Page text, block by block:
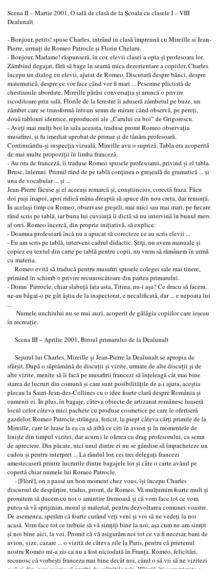
Scena II – Martie 2001, O sală de clasă de la Şcoala cu clasele I – VIII
Dealunalt
- Bonjour, petits! spuse Charles, intrând in clasă împreună cu Mireille si Jean-
Pierre, urmaţi de Romeo Patrocle şi Florin Chelaru.
- Bonjour, Madame! răspunseră, în cor, elevii clasei a opta şi profesoara lor.
Zâmbind degajat, fără să bage în seamă mica dezorientare a copiilor, Charles
începu un dialog cu elevii, ajutat de Romeo. Discutară despre bănci, despre
matematică, despre ce vor face când vor fi mari ... Pesemne plictistă de
chestiunile abordate, Mireille părăsi conversaţia şi aruncă o privire
iscoditoare prin sală. Florile de la ferestre îi aduseră zâmbetul pe buze, un
zâmbet care se transformă într-un semn de mirare când observă, pe pereţi,
două tablouri identice, reproduceri ale „Carului cu boi” de Grigorescu.
- Aveţi mai mulţi boi în sala aceasta, traduse promt Romeo observaţia
musafirei, şi fu imediat aprobat de primar şi de tânăra profesoară.
Continuându-şi inspecţia vizuală, Mireille avu o supriză. Tabla era acoperită
de mai multe propoziţii în limba franceză.
- Au ora de franceză, îi traduse Romeo spusele profesoarei, privind şi el tabla.
Brusc, înlemni. Primul rând de pe tablă conţinea o greşeală de gramatică ... şi
una de vocabular ... şi ...
Jean-Pierre făcuse şi el aceeaşi remarcă şi, conştiincios, corectă fraza. Făcu
doi paşi înapoi, apoi ridică mâna dreaptă să apuce din nou creta, dar renunţă.
În acelaşi timp cu Romeo, observase greşeli, mai mici sau mai mari, pe fiecare
rând scris pe tablă, iar buna lui cuviinţă îi dictă să nu intervină în bunul mers
al orei. Romeo încercă, din proprie iniţiativă, să explice:
- Doamna profesoară încă nu a apucat să corecteze ce au scris elevii ...
- Eu am scris pe tablă, interveni cadrul didactic. Ştiţi, nu avem manuale şi
copiez eu textul din carte pe tablă pentru copii, nu vrem să rămânem în urmă
cu materia.
Romeo evită să traducă pentru musafiri spusele colegei sale mai tinere,
primind în schimb o privire recunoscătoare din partea primarului.
- Domn’ Patrocle, chiar slabuţă fata asta, Titina, nu-i aşa? Ce dracu să facem,
ne-au băgat-o pe gât ăştia de la inspectorat, e necalificată, dar ... e nepoata lui
...
Numele unchiului nu se mai auzi, acoperit de gălăgia copiilor care ieşeau
în recreaţie.
Scena III – Aprilie 2001, Biroul primarului de la Dealunalt
Sejurul lui Charles, Mireille şi Jean-Pierre la Dealunalt se apropia de
sfârşit. După o săptămână de discuţii şi vizite, urmate de alte discuţii şi de
alte vizite, menite să îi facă pe musafirii francezi să înţeleagă cât mai bine
starea de lucruri din comună şi care sunt posibilităţile de a-i ajuta, aceştia
plecau la Saint-Jean-des-Collines cu o idee foarte clară despre România şi
oamenii ei. În plus, în bagaje, câteva obiecte de artizanat românesc luaseră
locul celor câteva mici pachete cu produse cosmetice pe care le oferiseră
gazdelor. Romeo Patrocle strângea, fericit, la piept câteva cărţi primite de la
Mireille, care le luase la ea ca să aibă ce citi în avion şi în momentele de
linişte din timpul vizitei, dar acum i le oferea cu drag profesorului, ca semn
de apreciere. Din păcate, nici unul dintre ei nu se gândise să împacheteze un
cadou şi pentru interpret ... La rândul lor, cei trei delegaţi francezi
amestecaseră printre lucrurile dintre bagajele lor şi câte o carte având pe
copertă chiar numele lui Romeo Patrocle.
- [Flòrê], on a passé un bon moment chez vous, îşi începu Charles
discursul de despărţire, tradus, promt, de Romeo. Vă mulţumim foarte mult şi
promitem să ducem cu noi o amintire frumoasă şi că vom face tot ce vom
putea să vă sprijinim, moral şi material, pentru dezvoltarea comunei voastre.
De asemenea, sperăm că foarte curând veţi veni şi voi să ne vedeţi la noi
acasă. Vom face tot ce trebuie să vă simţiţi bine la noi, aşa cum ne-am simţit
şi noi bine aici, la voi. Promit că vă asigurăm noi tot ce va fi necesar, bani de
avion, vize, cazare ... o vizită de câteva zile la Paris, pentru că prietenul
nostru Roméo mi-a zis ca nu a fost niciodată în Franţa. Roméo, felicitări,
recunosc că vorbeşti franceza mai bine decât noi, când o să vii să ne vizitezi